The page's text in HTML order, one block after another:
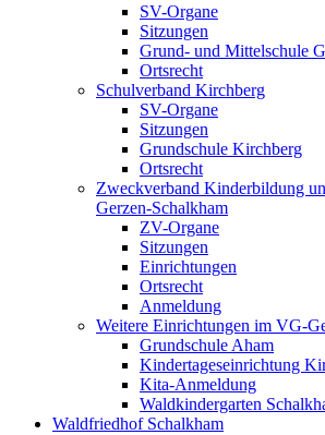
SV-Organe
Sitzungen
Grund- und Mittelschule
Ortsrecht
Schulverband Kirchberg
SV-Organe
Sitzungen
Grundschule Kirchberg
Ortsrecht
Zweckverband Kinderbildung
Gerzen-Schalkham
ZV-Organe
Sitzungen
Einrichtungen
Ortsrecht
Anmeldung
Weitere Einrichtungen im VG-
Grundschule Aham
Kindertageseinrichtung
Kita-Anmeldung
Waldkindergarten
Waldfriedhof Schalkham